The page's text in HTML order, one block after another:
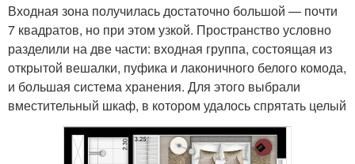
Входная зона получилась достаточно большой — почти
7 квадратов, но при этом узкой. Пространство условно
разделили на две части: входная группа, состоящая из
открытой вешалки, пуфика и лаконичного белого комода,
и большая система хранения. Для этого выбрали
вместительный шкаф, в котором удалось спрятать целый